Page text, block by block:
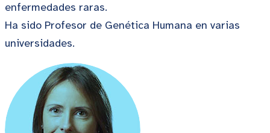
enfermedades raras.
Ha sido Profesor de Genética Humana en varias
universidades.